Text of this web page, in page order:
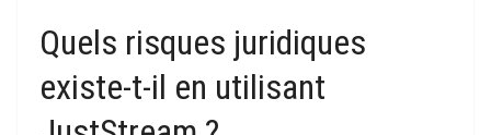
Quels risques juridiques
existe-t-il en utilisant